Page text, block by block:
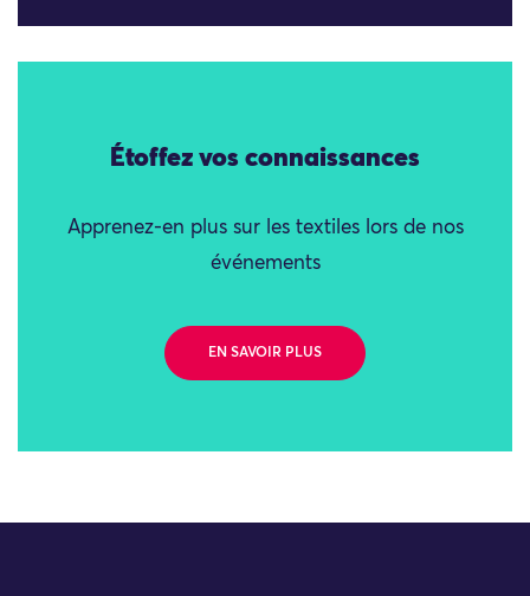
Étoffez vos connaissances
Apprenez-en plus sur les textiles lors de nos
événements
EN SAVOIR PLUS